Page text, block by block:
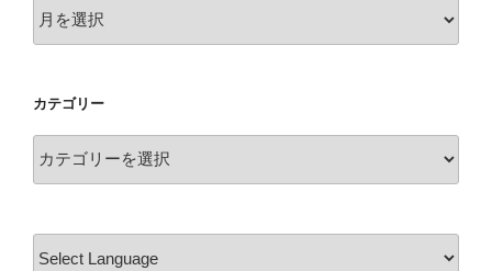
の
方
の
ー
ブ
カテゴリー
テ
ー